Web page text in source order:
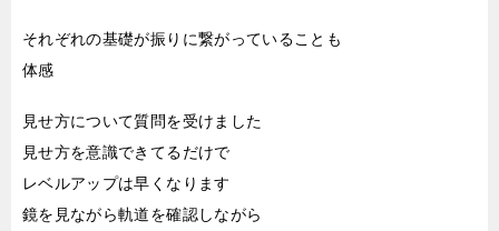
それぞれの基礎が振りに繋がっていることも
体感
見せ方について質問を受けました
見せ方を意識できてるだけで
レベルアップは早くなります
鏡を見ながら軌道を確認しながら